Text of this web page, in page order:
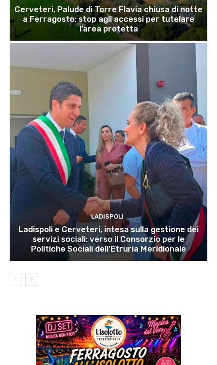
Cerveteri, Palude di Torre Flavia chiusa di notte
a Ferragosto: stop agli accessi per tutelare
l’area protetta
LADISPOLI
Ladispoli e Cerveteri, intesa sulla gestione dei
servizi sociali: verso il Consorzio per le
Politiche Sociali dell’Etruria Meridionale